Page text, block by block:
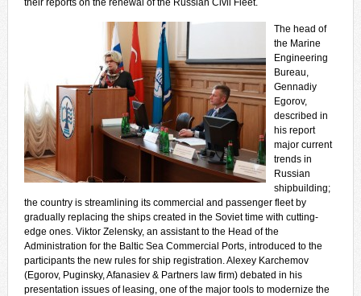
their reports on the renewal of the Russian Civil Fleet.
The head of
the Marine
Engineering
Bureau,
Gennadiy
Egorov,
described in
his report
major current
trends in
Russian
shipbuilding;
the country is streamlining its commercial and passenger fleet by
gradually replacing the ships created in the Soviet time with cutting-
edge ones. Viktor Zelensky, an assistant to the Head of the
Administration for the Baltic Sea Commercial Ports, introduced to the
participants the new rules for ship registration. Alexey Karchemov
(Egorov, Puginsky, Afanasiev & Partners law firm) debated in his
presentation issues of leasing, one of the major tools to modernize the